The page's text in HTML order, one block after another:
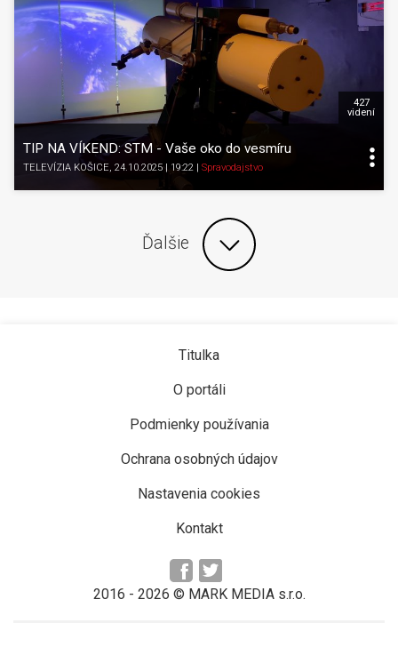
TIP NA VÍKEND: STM - Vaše oko do vesmíru
TELEVÍZIA KOŠICE, 24.10.2025 | 19:22 Spravodajstvo
427
videní
Ďalšie
Titulka
O portáli
Podmienky používania
Ochrana osobných údajov
Nastavenia cookies
Kontakt
2016 - 2026 © MARK MEDIA s.r.o.